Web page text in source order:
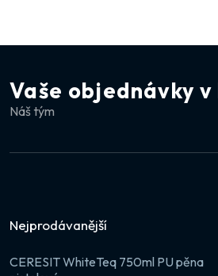
Vaše objednávky
Náš tým
Nejprodávanější
CERESIT WhiteTeq 750ml PU pěna